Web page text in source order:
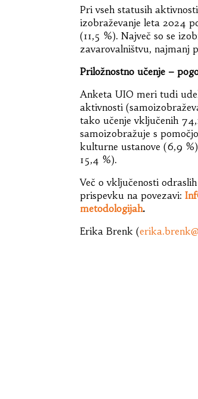
Pri vseh statusih
izobraževanje leta 2024
(11,5 %). Največ so se
zavarovalništvu, najmanj
Priložnostno učenje –
Anketa UIO meri tudi
aktivnosti
tako učenje vključenih
samoizobražuje s
kulturne ustanove (6,9
15,4 %).
Več o vključenosti
prispevku na povezavi:
metodologijah.
Erika Brenk (